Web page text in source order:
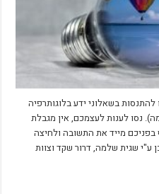
להתנסות בשאלוני ידע בלוגותרפיה
בכל רמה). נסו לענות לעצמכם, אין מגבלת
מייד את התשובה ולחיצה
שגית שלמה, דרור שקד וצוות